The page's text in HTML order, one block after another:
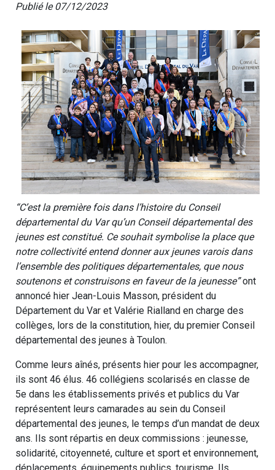
Publié le 07/12/2023
“C’est la première fois dans l’histoire du Conseil
départemental du Var qu’un Conseil départemental des
jeunes est constitué. Ce souhait symbolise la place que
notre collectivité entend donner aux jeunes varois dans
l’ensemble des politiques départementales, que nous
soutenons et construisons en faveur de la jeunesse”ont
annoncé hier Jean-Louis Masson, président du
Département du Var et Valérie Rialland en charge des
collèges, lors de la constitution, hier, du premier Conseil
départemental des jeunes à Toulon.
Comme leurs aînés, présents hier pour les accompagner,
ils sont 46 élus. 46 collégiens scolarisés en classe de
5e dans les établissements privés et publics du Var
représentent leurs camarades au sein du Conseil
départemental des jeunes, le temps d’un mandat de deux
ans. Ils sont répartis en deux commissions : jeunesse,
solidarité, citoyenneté, culture et sport et environnement,